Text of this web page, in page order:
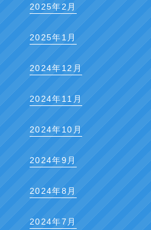
2025年2月
2025年1月
2024年12月
2024年11月
2024年10月
2024年9月
2024年8月
2024年7月